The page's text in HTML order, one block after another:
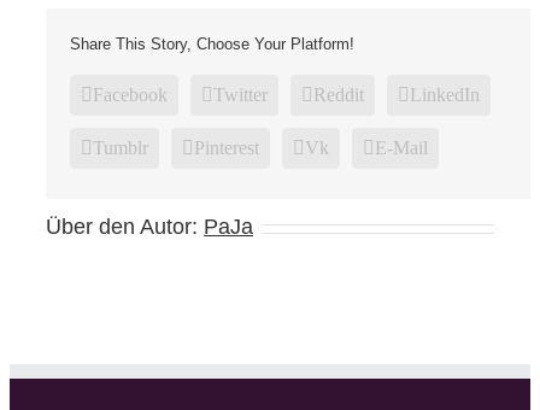
Share This Story, Choose Your Platform!
Facebook Twitter Reddit LinkedIn
Tumblr Pinterest Vk E-Mail
Über den Autor: PaJa